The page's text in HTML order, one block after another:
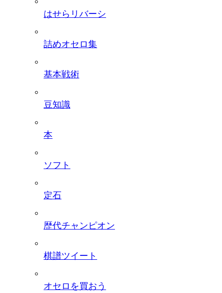
はせらリバーシ
詰めオセロ集
基本戦術
豆知識
本
ソフト
定石
歴代チャンピオン
棋譜ツイート
オセロを買おう